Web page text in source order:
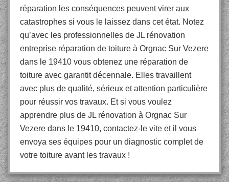
réparation les conséquences peuvent virer aux
catastrophes si vous le laissez dans cet état. Notez
qu’avec les professionnelles de JL rénovation
entreprise réparation de toiture à Orgnac Sur Vezere
dans le 19410 vous obtenez une réparation de
toiture avec garantit décennale. Elles travaillent
avec plus de qualité, sérieux et attention particulière
pour réussir vos travaux. Et si vous voulez
apprendre plus de JL rénovation à Orgnac Sur
Vezere dans le 19410, contactez-le vite et il vous
envoya ses équipes pour un diagnostic complet de
votre toiture avant les travaux !